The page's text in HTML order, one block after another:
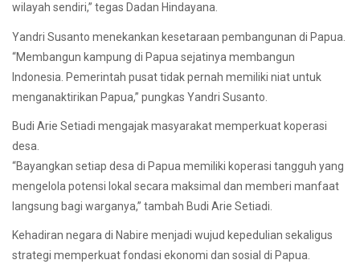
wilayah sendiri,” tegas Dadan Hindayana.
Yandri Susanto menekankan kesetaraan pembangunan di Papua.
“Membangun kampung di Papua sejatinya membangun
Indonesia. Pemerintah pusat tidak pernah memiliki niat untuk
menganaktirikan Papua,” pungkas Yandri Susanto.
Budi Arie Setiadi mengajak masyarakat memperkuat koperasi
desa.
“Bayangkan setiap desa di Papua memiliki koperasi tangguh yang
mengelola potensi lokal secara maksimal dan memberi manfaat
langsung bagi warganya,” tambah Budi Arie Setiadi.
Kehadiran negara di Nabire menjadi wujud kepedulian sekaligus
strategi memperkuat fondasi ekonomi dan sosial di Papua.